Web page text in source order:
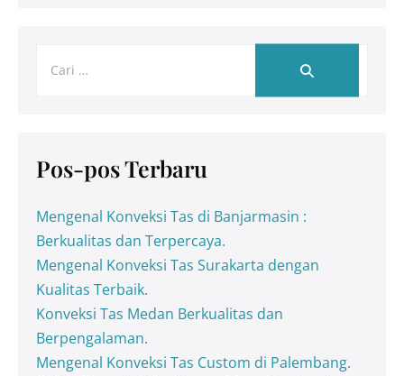
Pos-pos Terbaru
Mengenal Konveksi Tas di Banjarmasin :
Berkualitas dan Terpercaya.
Mengenal Konveksi Tas Surakarta dengan
Kualitas Terbaik.
Konveksi Tas Medan Berkualitas dan
Berpengalaman.
Mengenal Konveksi Tas Custom di Palembang.